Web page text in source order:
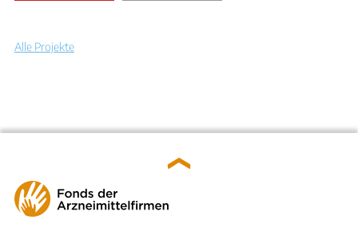
Alle Projekte